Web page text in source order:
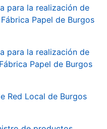
para la realización de
Papel de Burgos
para la realización de
Papel de Burgos
Red Local de Burgos